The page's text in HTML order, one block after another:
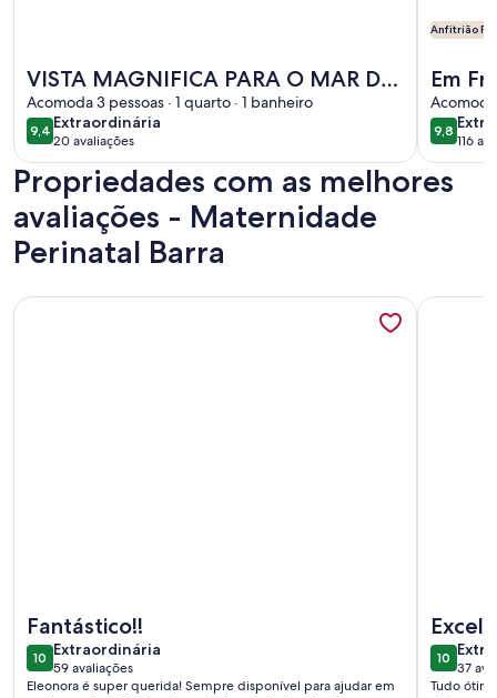
VISTA MAGNIFICA PARA O MAR DA
PRAIA DE COPACABANA ESPERA
POR TI! <br><br>
Acomoda 3 pessoas · 1 quarto · 1 banheiro
9,49,4 de 10
Extraordinária
extraordinária
20 avaliações
(20
avaliações)
Anfitrião
Em
9,89,8 de
116
(116
Propriedades com as melhores
avaliações - Maternidade
Perinatal Barra
Fantástico!!
1010 de 10
Extraordinária
extraordinária
59 avaliações
(59
Eleonora é super querida! Sempre disponível para ajudar em
Mais informações sobre Rua Barão de Ipanema 2 quartos
1010 de 10
37
(37
Tudo
Mais